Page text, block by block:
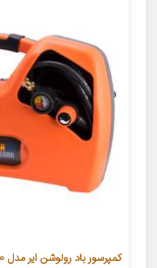
کمپرسور باد رولوشن ایر مدل Super Boxy1100